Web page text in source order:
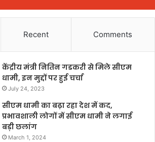
Recent Comments
केंद्रीय मंत्री नितिन गडकरी से मिले सीएम
धामी, इन मुद्दों पर हुई चर्चा
July 24, 2023
सीएम धामी का बढ़ा रहा देश में कद,
प्रभावशाली लोगों में सीएम धामी ने लगाई
बड़ी छलांग
March 1, 2024